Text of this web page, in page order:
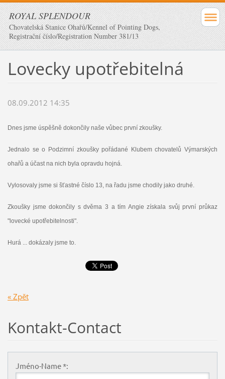
ROYAL SPLENDOUR
Chovatelská Stanice Ohařů/Kennel of Pointing Dogs,
Registrační číslo/Registration Number 381/13
Lovecky upotřebitelná
08.09.2012 14:35
Dnes jsme úspěšně dokončily naše vůbec první zkoušky.
Jednalo se o Podzimní zkoušky pořádané Klubem chovatelů Výmarských
ohařů a účast na nich byla opravdu hojná.
Vylosovaly jsme si šťastné číslo 13, na řadu jsme chodily jako druhé.
Zkoušky jsme dokončily s dvěma 3 a tím Angie získala svůj první průkaz
"lovecké upotřebitelnosti".
Hurá ... dokázaly jsme to.
« Zpět
Kontakt-Contact
Jméno-Name *: